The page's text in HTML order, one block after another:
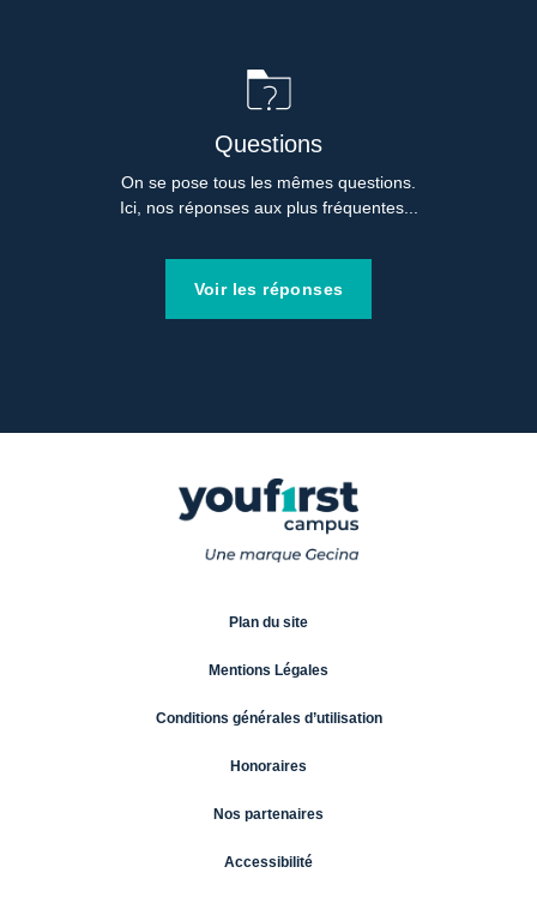
Questions
On se pose tous les mêmes questions.
Ici, nos réponses aux plus fréquentes...
Voir les réponses
Plan du site
Mentions Légales
Conditions générales d’utilisation
Honoraires
Nos partenaires
Accessibilité